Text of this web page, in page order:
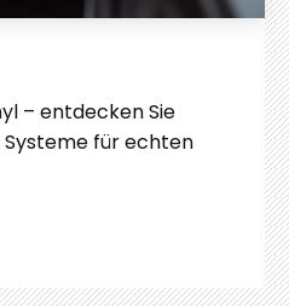
– entdecken Sie
für echten